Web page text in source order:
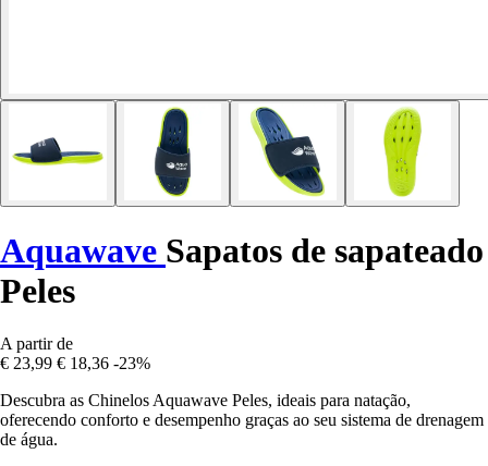
Aquawave Sapatos de sapateado
Peles
A partir de
€ 23,99 € 18,36 -23%
Descubra as Chinelos Aquawave Peles, ideais para natação,
oferecendo conforto e desempenho graças ao seu sistema de drenagem
de água.